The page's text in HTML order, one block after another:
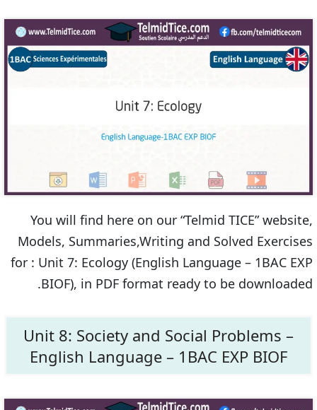
You will find here on our “Telmid TICE” website,
Models, Summaries,Writing and Solved Exercises
for : Unit 7: Ecology (English Language – 1BAC EXP
BIOF), in PDF format ready to be downloaded.
Unit 8: Society and Social Problems –
English Language – 1BAC EXP BIOF